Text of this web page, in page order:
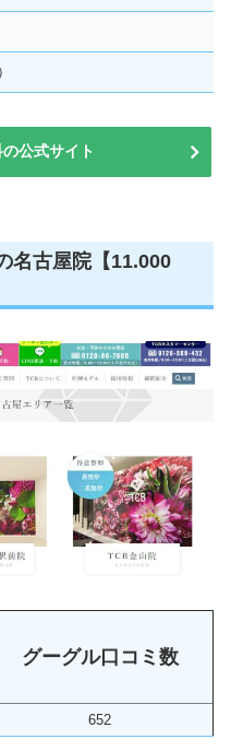
公式サイト
名古屋院【11.000
グーグル口コミ数
652